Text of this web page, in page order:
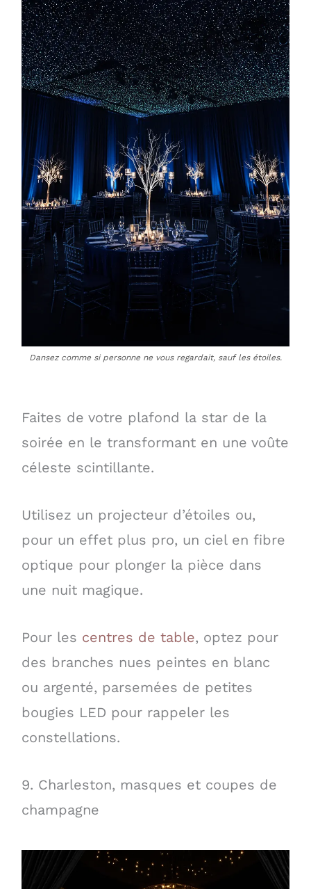
Dansez comme si personne ne vous regardait, sauf les étoiles.
Faites de votre plafond la star de la
soirée en le transformant en une voûte
céleste scintillante.
Utilisez un projecteur d’étoiles ou,
pour un effet plus pro, un ciel en fibre
optique pour plonger la pièce dans
une nuit magique.
Pour les centres de table, optez pour
des branches nues peintes en blanc
ou argenté, parsemées de petites
bougies LED pour rappeler les
constellations.
9. Charleston, masques et coupes de
champagne